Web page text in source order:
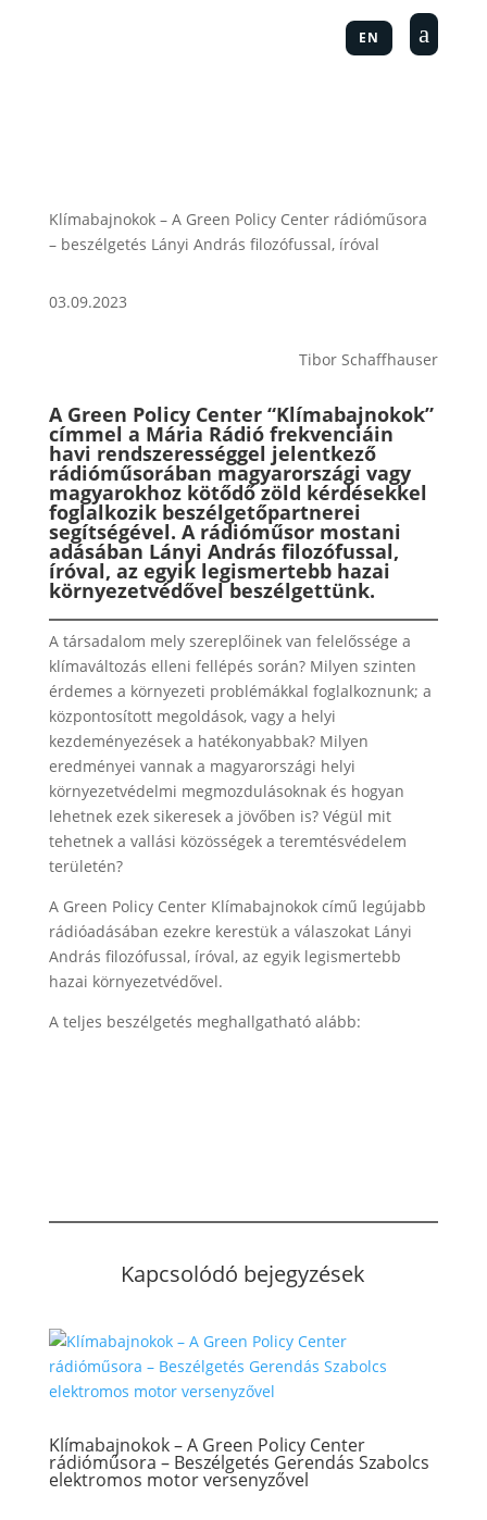
EN a
Klímabajnokok – A Green Policy Center rádióműsora
– beszélgetés Lányi András filozófussal, íróval
03.09.2023
Tibor Schaffhauser
A Green Policy Center “Klímabajnokok”
címmel a Mária Rádió frekvenciáin
havi rendszerességgel jelentkező
rádióműsorában magyarországi vagy
magyarokhoz kötődő zöld kérdésekkel
foglalkozik beszélgetőpartnerei
segítségével. A rádióműsor mostani
adásában Lányi András filozófussal,
íróval, az egyik legismertebb hazai
környezetvédővel beszélgettünk.
A társadalom mely szereplőinek van felelőssége a
klímaváltozás elleni fellépés során? Milyen szinten
érdemes a környezeti problémákkal foglalkoznunk; a
központosított megoldások, vagy a helyi
kezdeményezések a hatékonyabbak? Milyen
eredményei vannak a magyarországi helyi
környezetvédelmi megmozdulásoknak és hogyan
lehetnek ezek sikeresek a jövőben is? Végül mit
tehetnek a vallási közösségek a teremtésvédelem
területén?
A Green Policy Center Klímabajnokok című legújabb
rádióadásában ezekre kerestük a válaszokat Lányi
András filozófussal, íróval, az egyik legismertebb
hazai környezetvédővel.
A teljes beszélgetés meghallgatható alább:
Kapcsolódó bejegyzések
Klímabajnokok – A Green Policy Center
rádióműsora – Beszélgetés Gerendás Szabolcs
elektromos motor versenyzővel